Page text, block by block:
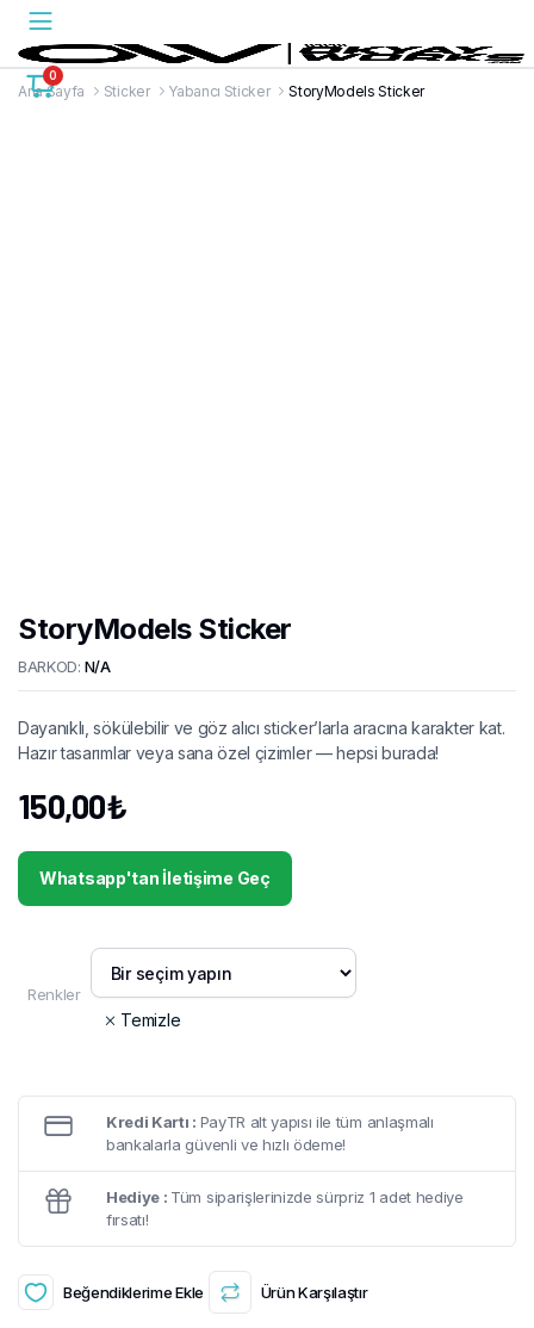
0
Ana Sayfa Sticker Yabancı Sticker StoryModels Sticker
StoryModels Sticker
BARKOD: N/A
Dayanıklı, sökülebilir ve göz alıcı sticker’larla aracına karakter kat.
Hazır tasarımlar veya sana özel çizimler — hepsi burada!
150,00₺
Whatsapp'tan İletişime Geç
Renkler
Temizle
Kredi Kartı : PayTR alt yapısı ile tüm anlaşmalı
bankalarla güvenli ve hızlı ödeme!
Hediye : Tüm siparişlerinizde sürpriz 1 adet hediye
fırsatı!
Beğendiklerime Ekle Ürün Karşılaştır